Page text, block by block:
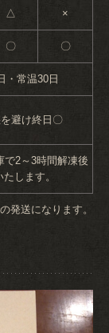
△ ×
〇 〇
・常温30日
避け終日〇
で2～3時間解凍後
します。
発送になります。